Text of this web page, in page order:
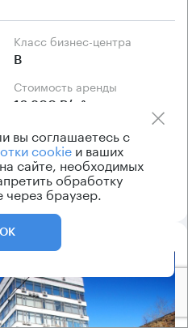
Класс бизнес-центра
B
Стоимость аренды
16 800 Р/м² в год
презентацию
вы соглашаетесь с
cookieи ваших
сайте, необходимых
обработку
браузер.
ОК